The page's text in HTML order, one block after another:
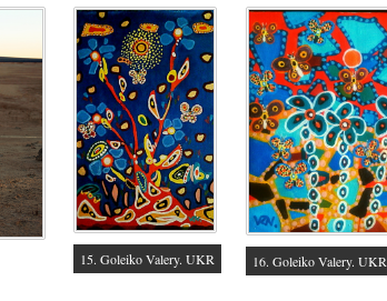
15. Goleiko Valery. UKR 16. Goleiko Valery. UKR